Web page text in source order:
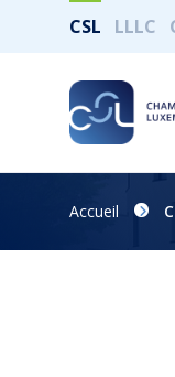
CSL LLLC
Accueil